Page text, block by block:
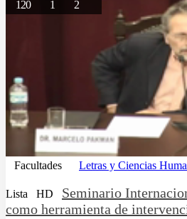
120 1 2
Facultades Letras y Ciencias
Lista HD
Seminario
como herramienta de